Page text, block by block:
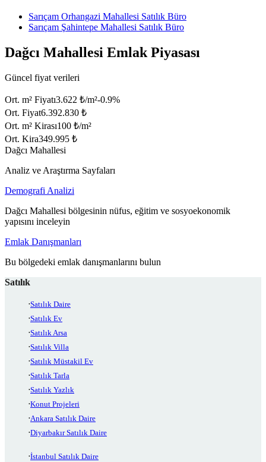
Sarıçam Orhangazi Mahallesi Satılık Büro
Sarıçam Şahintepe Mahallesi Satılık Büro
Dağcı Mahallesi Emlak Piyasası
Güncel fiyat verileri
Ort. m² Fiyatı3.622 ₺/m²-0.9%
Ort. Fiyat6.392.830 ₺
Ort. m² Kirası100 ₺/m²
Ort. Kira349.995 ₺
Dağcı Mahallesi
Analiz ve Araştırma Sayfaları
Demografi Analizi
Dağcı Mahallesi bölgesinin nüfus, eğitim ve sosyoekonomik
yapısını inceleyin
Emlak Danışmanları
Bu bölgedeki emlak danışmanlarını bulun
Satılık
Satılık Daire
Satılık Ev
Satılık Arsa
Satılık Villa
Satılık Müstakil Ev
Satılık Tarla
Satılık Yazlık
Konut Projeleri
Ankara Satılık Daire
Diyarbakır Satılık Daire
İstanbul Satılık Daire